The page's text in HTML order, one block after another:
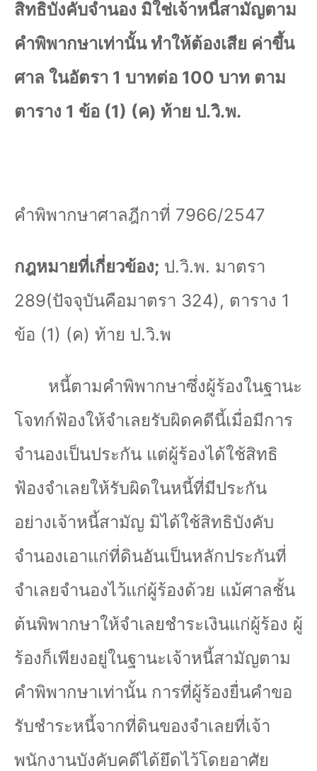
สิทธิบังคับจำนอง มิใช่เจ้าหนี้สามัญตาม
คำพิพากษาเท่านั้น ทำให้ต้องเสีย ค่าขึ้น
ศาล ในอัตรา 1 บาทต่อ 100 บาท ตาม
ตาราง 1 ข้อ (1) (ค) ท้าย ป.วิ.พ.
คำพิพากษาศาลฎีกาที่ 7966/2547
กฎหมายที่เกี่ยวข้อง; ป.วิ.พ. มาตรา
289(ปัจจุบันคือมาตรา 324), ตาราง 1
ข้อ (1) (ค) ท้าย ป.วิ.พ
หนี้ตามคำพิพากษาซึ่งผู้ร้องในฐานะ
โจทก์ฟ้องให้จำเลยรับผิดคดีนี้เมื่อมีการ
จำนองเป็นประกัน แต่ผู้ร้องได้ใช้สิทธิ
ฟ้องจำเลยให้รับผิดในหนี้ที่มีประกัน
อย่างเจ้าหนี้สามัญ มิได้ใช้สิทธิบังคับ
จำนองเอาแก่ที่ดินอันเป็นหลักประกันที่
จำเลยจำนองไว้แก่ผู้ร้องด้วย แม้ศาลชั้น
ต้นพิพากษาให้จำเลยชำระเงินแก่ผู้ร้อง ผู้
ร้องก็เพียงอยู่ในฐานะเจ้าหนี้สามัญตาม
คำพิพากษาเท่านั้น การที่ผู้ร้องยื่นคำขอ
รับชำระหนี้จากที่ดินของจำเลยที่เจ้า
พนักงานบังคับคดีได้ยึดไว้โดยอาศัย